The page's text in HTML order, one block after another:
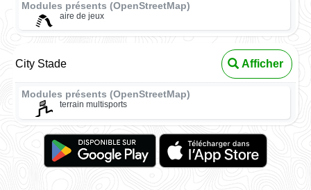
Modules présents (OpenStreetMap)
aire de jeux
City Stade Afficher
Modules présents (OpenStreetMap)
terrain multisports